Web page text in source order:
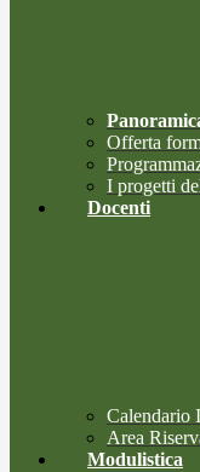
Offerta
I progetti
Docenti
Calendario
Area
Modulistica